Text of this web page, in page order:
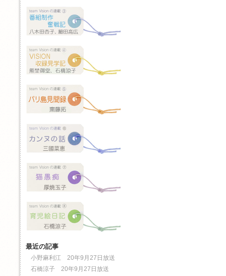
最近の記事
小野麻利江 20年9月27日放送
石橋涼子 20年9月27日放送